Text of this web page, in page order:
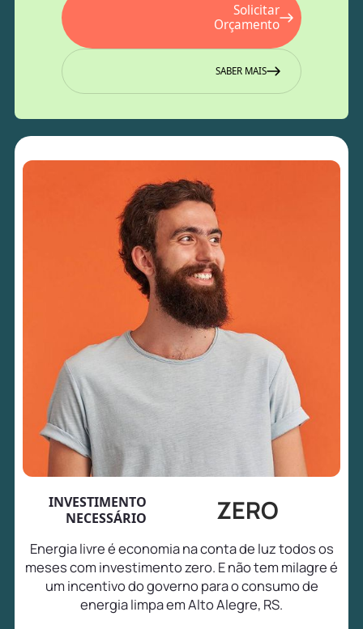
Solicitar
Orçamento
SABER MAIS
INVESTIMENTO
NECESSÁRIO
ZERO
Energia livre é economia na conta de luz todos os
meses com investimento zero. E não tem milagre é
um incentivo do governo para o consumo de
energia limpa em Alto Alegre, RS.